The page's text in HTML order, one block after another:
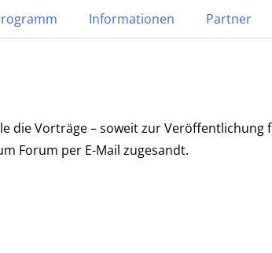
Informationen Partner
die Vorträge – soweit zur
Forum per E-Mail zugesandt.